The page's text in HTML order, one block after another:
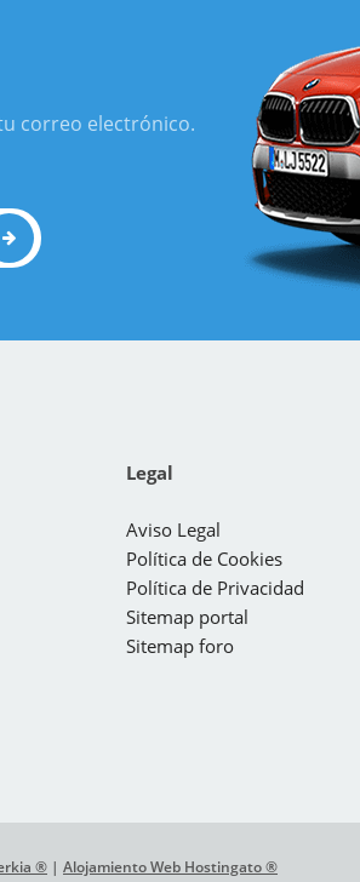
correo electrónico.
Legal
Aviso Legal
Política de Cookies
Política de Privacidad
Sitemap portal
Sitemap foro
® | Alojamiento Web Hostingato ®